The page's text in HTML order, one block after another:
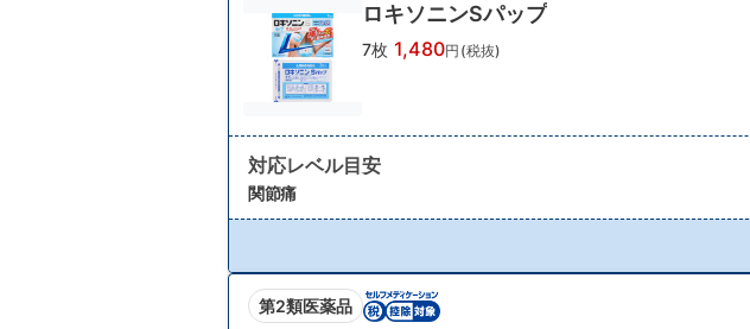
ロキソニンSパップ
7枚 1,480円(税抜)
対応レベル目安
関節痛
第2類医薬品